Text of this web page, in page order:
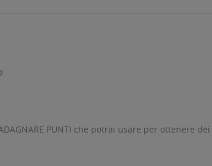
PUNTI che potrai usare per ottenere dei